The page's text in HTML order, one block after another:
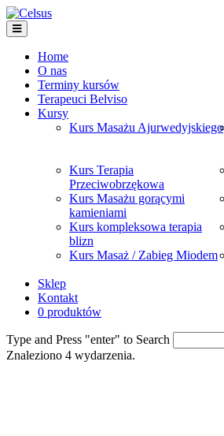
Home
O nas
Terminy kursów
Terapeuci Belviso
Kursy
Kurs Masażu Ajurwedyjskiego
Kurs Terapia
Przeciwobrzękowa
Kurs Masażu gorącymi
kamieniami
Kurs kompleksowa terapia
blizn
Kurs Masaż / Zabieg Miodem
Sklep
Kontakt
0 produktów
Type and Press "enter" to Search
Znaleziono 4 wydarzenia.